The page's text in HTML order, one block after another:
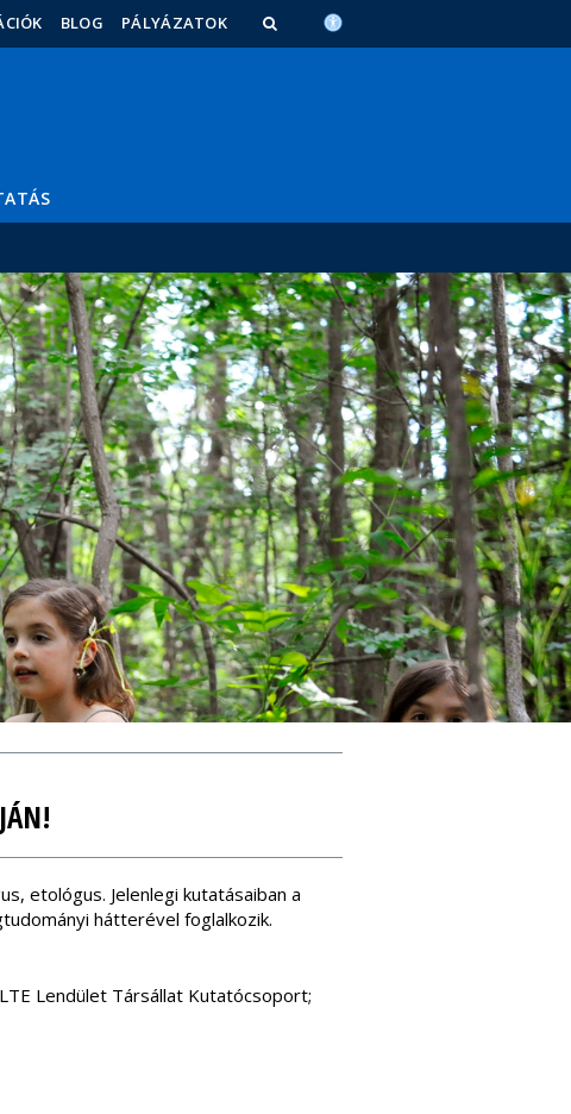
BLOG PÁLYÁZATOK
etológus. Jelenlegi kutatásaiban a
hátterével foglalkozik.
Lendület Társállat Kutatócsoport;